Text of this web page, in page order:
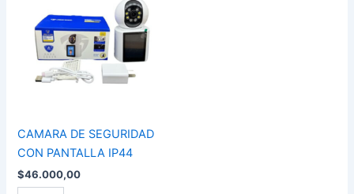
CAMARA DE SEGURIDAD
CON PANTALLA IP44
$46.000,00
CON
PANTALLA
IP44
cantidad